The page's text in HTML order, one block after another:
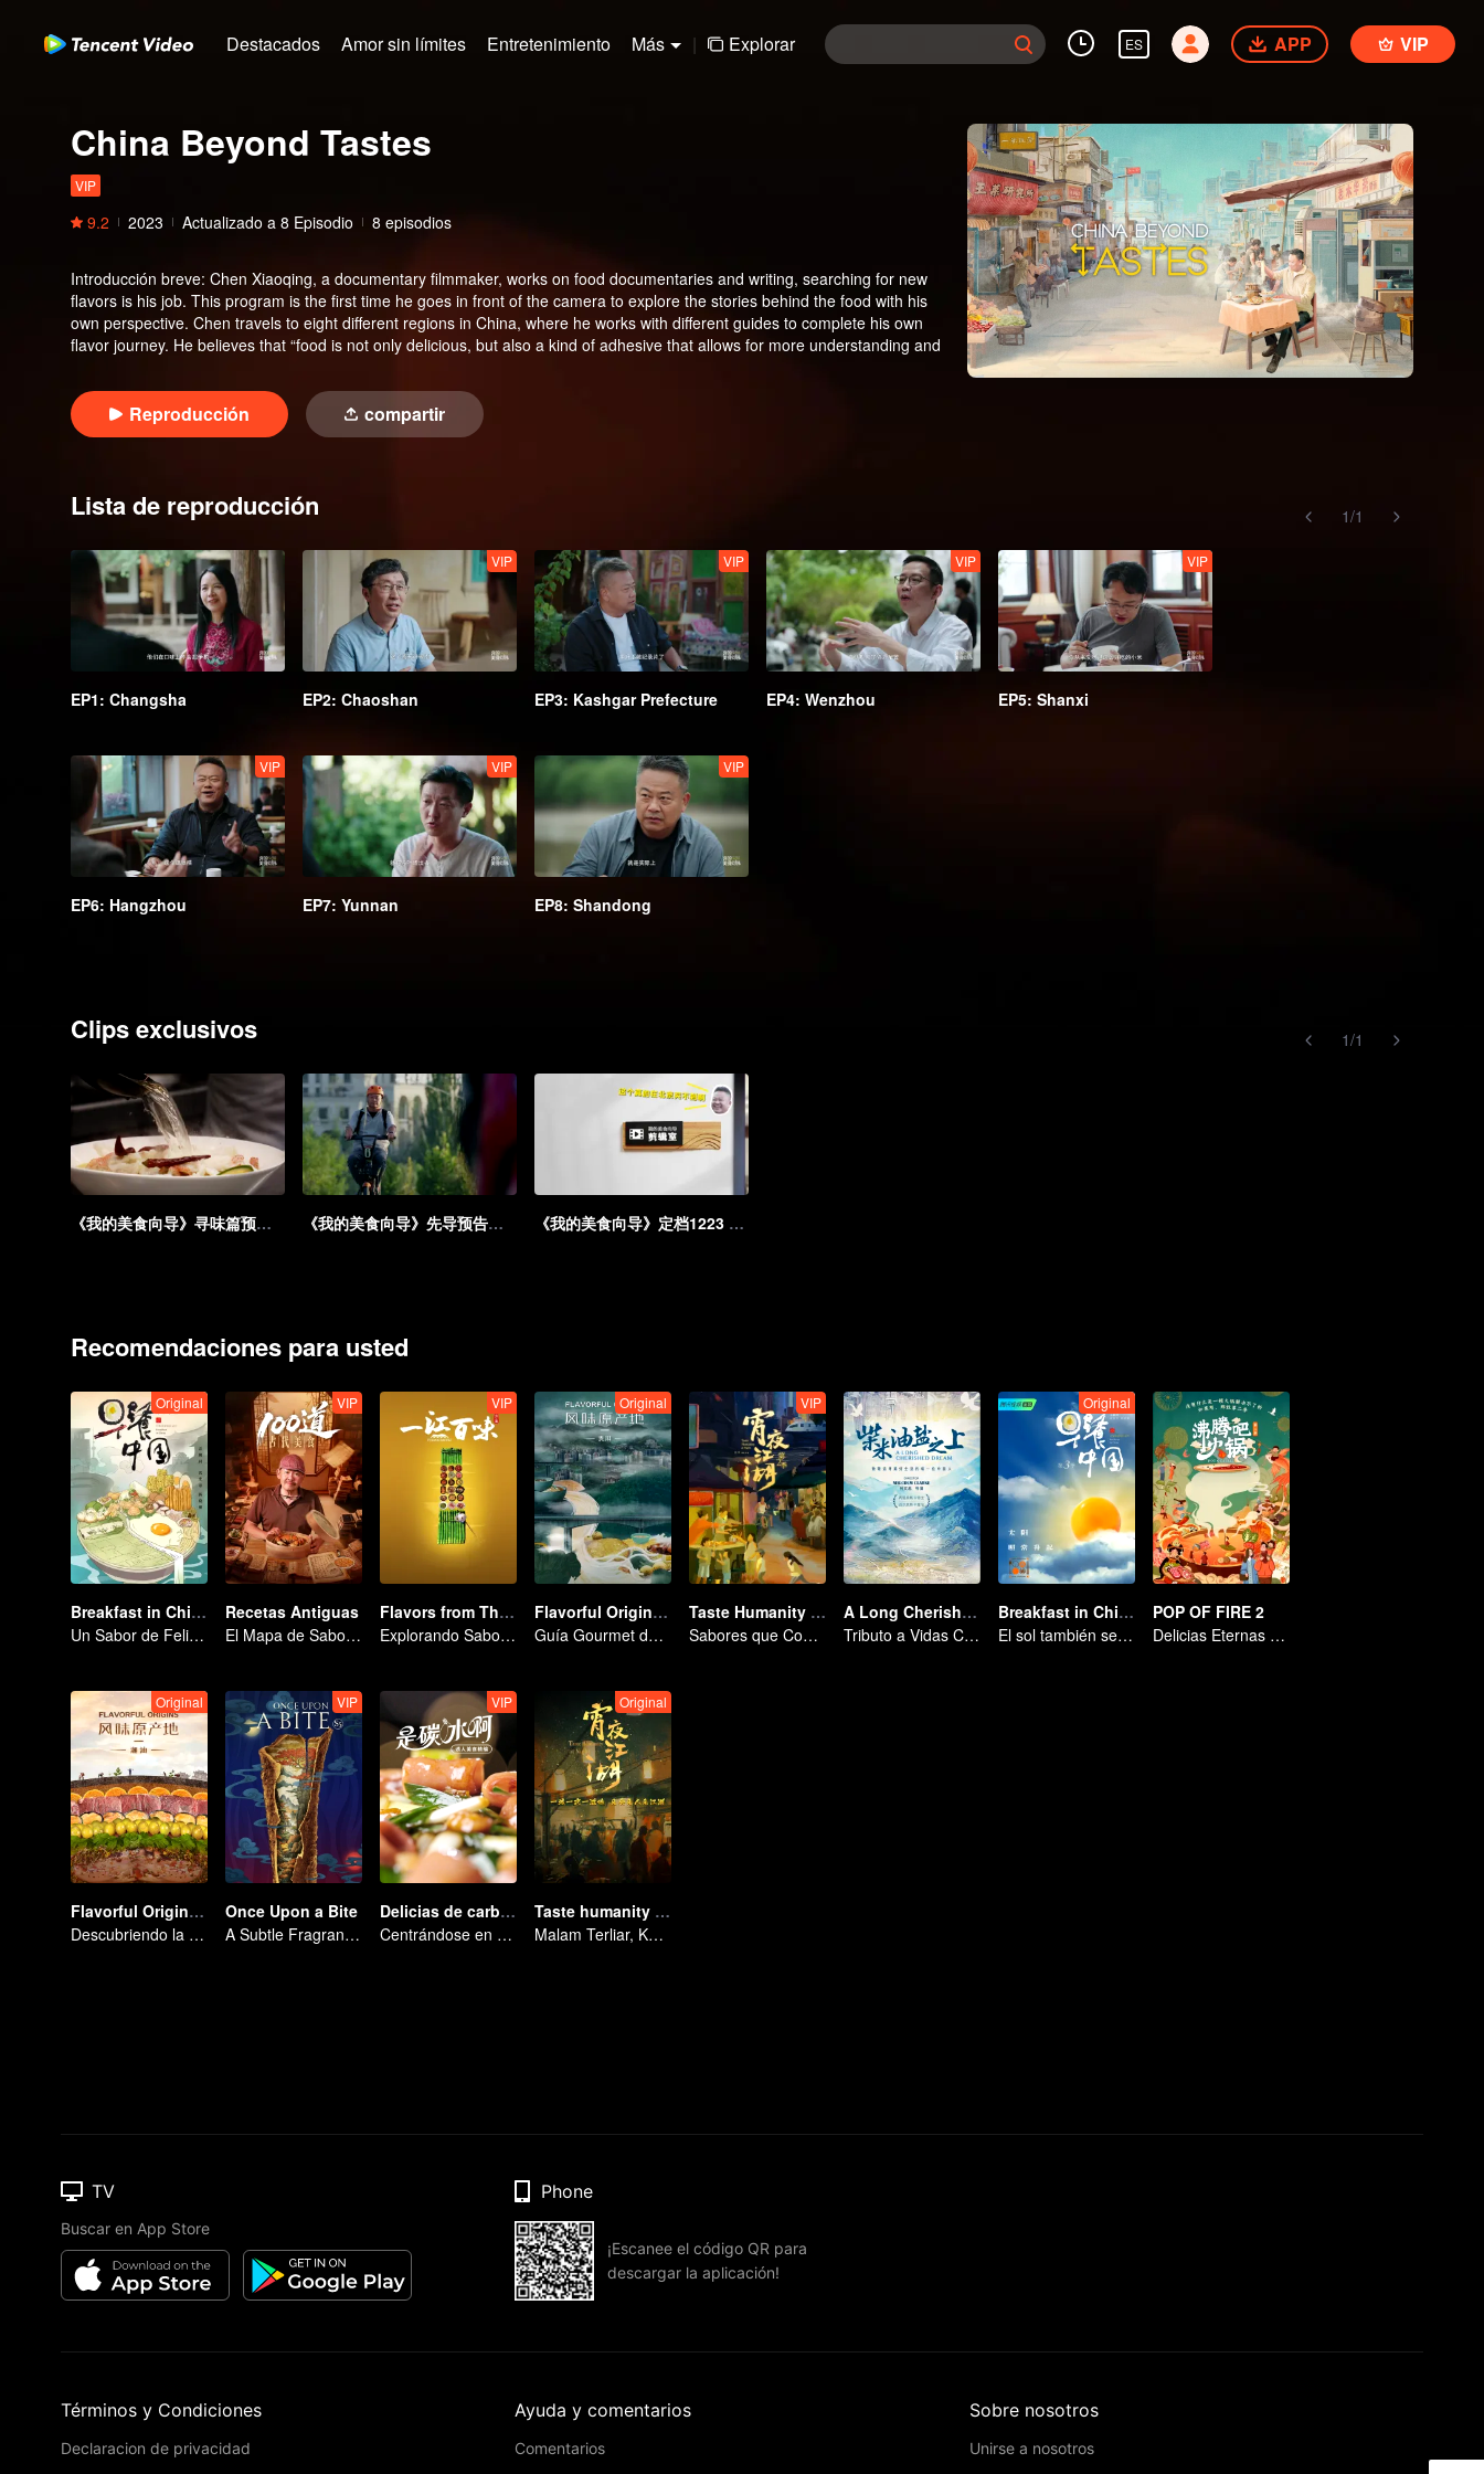
Destacados Amor sin límites Entretenimiento Más | Explorar ES APP VIP
China Beyond Tastes
VIP
9.2 2023 Actualizado a 8 Episodio 8 episodios
Introducción breve: Chen Xiaoqing, a documentary filmmaker, works on food documentaries and writing, searching for new
flavors is his job. This program is the first time he goes in front of the camera to explore the stories behind the food with his
own perspective. Chen travels to eight different regions in China, where he works with different guides to complete his own
flavor journey. He believes that “food is not only delicious, but also a kind of adhesive that allows for more understanding and
Reproducción compartir
Lista de reproducción 1/1
EP1: Changsha
VIP
EP2: Chaoshan
VIP
EP3: Kashgar Prefecture
VIP
EP4: Wenzhou
VIP
EP5: Shanxi
VIP
EP6: Hangzhou
VIP
EP7: Yunnan
VIP
EP8: Shandong
Clips exclusivos 1/1
《我的美食向导》寻味篇预告：每一帧都下饭！ 《我的美食向导》先导预告：陈晓卿的美食之旅即将走起！ 《我的美食向导》定档1223 被陈晓卿和朋友们的逛吃之旅馋到了！
Recomendaciones para usted
Original
Breakfast in China
Un Sabor de Felicidad
VIP
Recetas Antiguas
El Mapa de Sabores de China
VIP
Flavors from The River
Explorando Sabores del Río Zi
Original
Flavorful Origins: Gui Yang
Guía Gourmet de Guiyang
VIP
Taste Humanity at Night S2
Sabores que Conquistan el Alma
A Long Cherished Dream
Tributo a Vidas Comunes
Original
Breakfast in China Ⅲ
El sol también se levanta
POP OF FIRE 2
Delicias Eternas de Hotpot
Original
Flavorful Origins: Chao Shan
Descubriendo la Auténtica Cocina Chaoshan
VIP
Once Upon a Bite
A Subtle Fragrance in Flavor
VIP
Delicias de carbohidratos: colección de comidas irresistibles
Centrándose en el Atractivo de los Alimentos Básicos de Carbohidratos
Original
Taste humanity at night
Malam Terliar, Keakraban Terhangat
TV
Buscar en App Store
Phone
¡Escanee el código QR para
descargar la aplicación!
Términos y Condiciones
Declaracion de privacidad
Ayuda y comentarios
Comentarios
Sobre nosotros
Unirse a nosotros